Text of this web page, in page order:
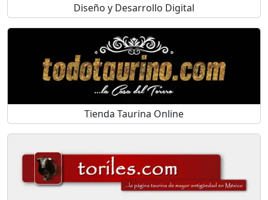
Diseño y Desarrollo Digital
Tienda Taurina Online